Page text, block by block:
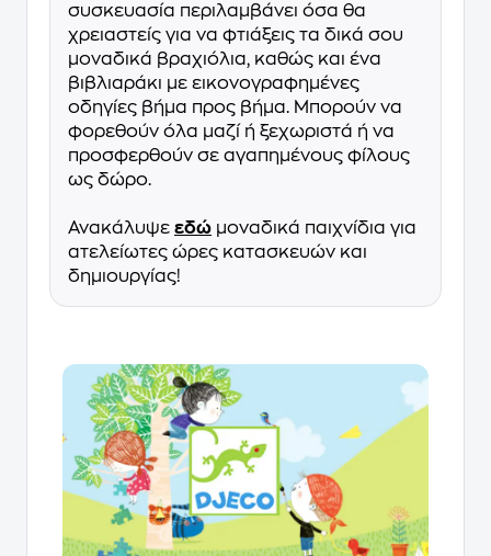
συσκευασία περιλαμβάνει όσα θα
χρειαστείς για να φτιάξεις τα δικά σου
μοναδικά βραχιόλια, καθώς και ένα
βιβλιαράκι με εικονογραφημένες
οδηγίες βήμα προς βήμα. Μπορούν να
φορεθούν όλα μαζί ή ξεχωριστά ή να
προσφερθούν σε αγαπημένους φίλους
ως δώρο.
Ανακάλυψε εδώ μοναδικά παιχνίδια για
ατελείωτες ώρες κατασκευών και
δημιουργίας!